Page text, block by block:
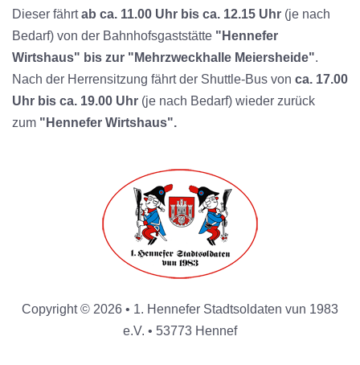
Dieser fährtab ca. 11.00 Uhr bis ca. 12.15 Uhr (je nach
Bedarf) von der Bahnhofsgaststätte "Hennefer
Wirtshaus" bis zur "Mehrzweckhalle Meiersheide".
Nach der Herrensitzung fährt der Shuttle-Bus von ca. 17.00
Uhr bis ca. 19.00 Uhr (je nach Bedarf) wieder zurück
zum "Hennefer Wirtshaus".
Copyright © 2026 • 1. Hennefer Stadtsoldaten vun 1983
e.V. • 53773 Hennef